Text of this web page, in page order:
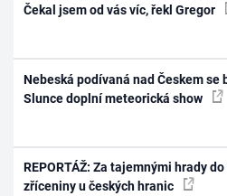
Čekal jsem od vás víc, řekl Gregor
Nebeská podívaná nad Českem
Slunce doplní meteorická show
REPORTÁŽ: Za tajemnými hrady
zříceniny u českých hranic